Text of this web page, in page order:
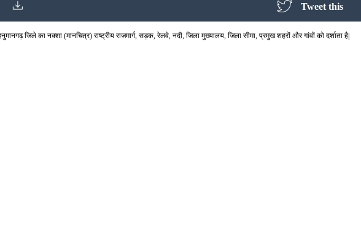
Tweet this
जिले का नक्शा (मानचित्र) राष्ट्रीय राजमार्ग, सड़क, रेलवे, नदी, जिला मुख्यालय, जिला सीमा, प्रमुख शहरों और गांवों को दर्शाता है|